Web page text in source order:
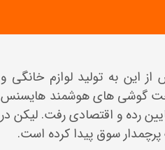
که پیش از این به تولید لوازم خانگی و
گوشی های هوشمند هایسنس
رده و اقتصادی رفت. لیکن در
سوق پیدا کرده است.